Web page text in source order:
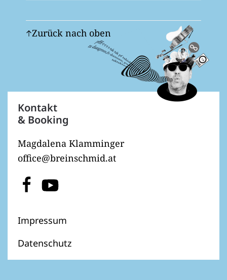
Zurück nach oben
Kontakt
& Booking
Magdalena Klamminger
office@breinschmid.at
Impressum
Datenschutz